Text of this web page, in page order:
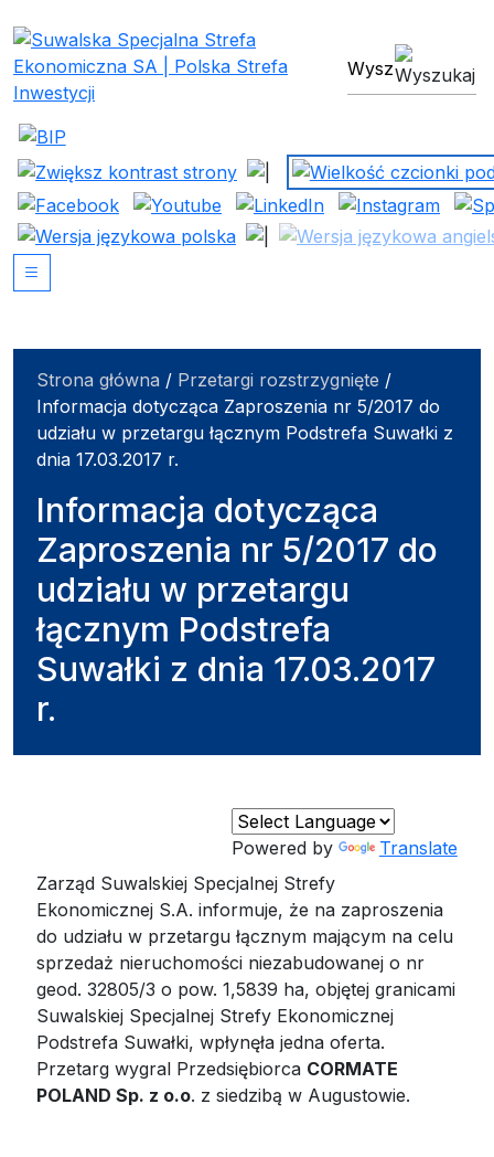
Suwalska Specjalnawyszukiwarka
Strona główna / Przetargi rozstrzygnięte /
Informacja dotycząca Zaproszenia nr 5/2017 do
udziału w przetargu łącznym Podstrefa Suwałki z
dnia 17.03.2017 r.
Informacja dotycząca
Zaproszenia nr 5/2017 do
udziału w przetargu
łącznym Podstrefa
Suwałki z dnia 17.03.2017
r.
Powered by
Translate
Zarząd Suwalskiej Specjalnej Strefy
Ekonomicznej S.A. informuje, że na zaproszenia
do udziału w przetargu łącznym mającym na celu
sprzedaż nieruchomości niezabudowanej o nr
geod. 32805/3 o pow. 1,5839 ha, objętej granicami
Suwalskiej Specjalnej Strefy Ekonomicznej
Podstrefa Suwałki, wpłynęła jedna oferta.
Przetarg wygral Przedsiębiorca CORMATE
POLAND Sp. z o.o. z siedzibą w Augustowie.